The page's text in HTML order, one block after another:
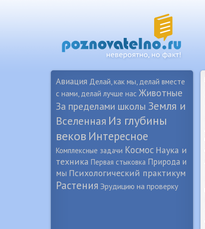
Авиация Делай, как мы, делай вместе
с нами, делай лучше нас Животные
За пределами школы Земля и
Вселенная Из глубины
веков Интересное
Комплексные задачи Космос Наука и
техника Первая стыковка Природа и
мы Психологический практикум
Растения Эрудицию на проверку